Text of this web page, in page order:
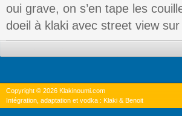
oui grave, on s’en tape les
doeil à klaki avec street view
Copyright © 2026 Klakinoumi.com
Intégration, adaptation et vodka : Klaki & Benoit